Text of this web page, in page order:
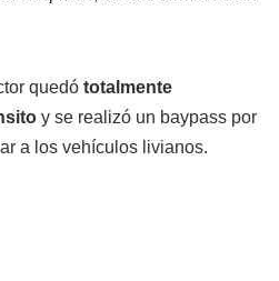
quedó totalmente
y se realizó un baypass por
a los vehículos livianos.